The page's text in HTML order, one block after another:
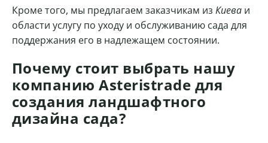
Кроме того, мы предлагаем заказчикам из Киева и
области услугу по уходу и обслуживанию сада для
поддержания его в надлежащем состоянии.
Почему стоит выбрать нашу
компанию Asteristrade для
создания ландшафтного
дизайна сада?